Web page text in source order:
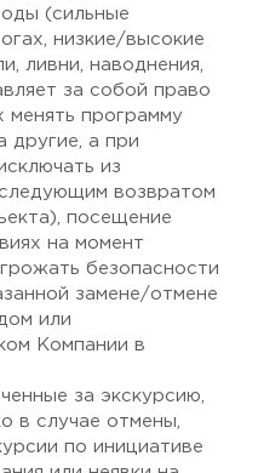
(сильные
низкие/высокие
ливни, наводнения,
за собой право
менять программу
другие, а при
из
возвратом
посещение
на момент
безопасности
замене/отмене
или
Компании в
за экскурсию,
в случае отмены,
по инициативе